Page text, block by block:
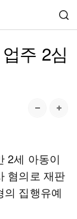
주 2심
2세 아동이
혐의로 재판
집행유예